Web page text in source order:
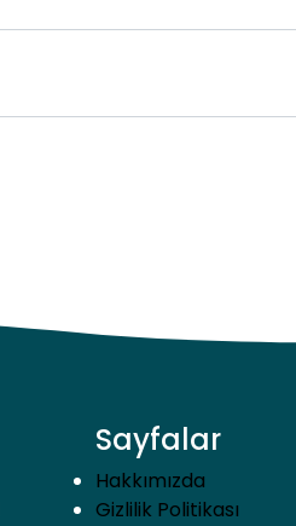
Sayfalar
Hakkımızda
Gizlilik Politikası